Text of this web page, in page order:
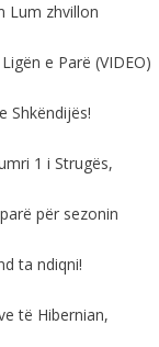
Lum zhvillon
e Parë (VIDEO)
Shkëndijës!
1 i Strugës,
për sezonin
ta ndiqni!
të Hibernian,